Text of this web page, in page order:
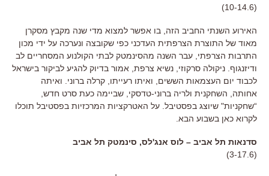
(10-14.6)
האירוע השנתי החביב הזה, בו אפשר למצוא מדי שנה מקבץ מסקרן
מאוד של התוצרת הצרפתית העדכני כפי שקובצה ונערכה על ידי מכון
התרבות הצרפתי, עבר השנה מהסינמטק לבתי הקולנוע המסחריים לב
ודיזנגוף. ניקולה סרקוזי, נשיא צרפת, אמור בדיוק להגיע לביקור בישראל
לכבוד יום העצמאות הששים, ואיתו רעייתו, קרלה ברוני. ואיתה
אחותה, השחקנית ולריה ברוני-טדסקי, שביימה כעת סרט חדש,
“שחקניות" שיוצג בפסטיבל. על האטרקציות המרכזיות בפסטיבל תוכלו
לקרוא כאן בשבוע הבא.
סדנאות תל אביב – לוס אנג'לס, סינמטק תל אביב
(3-17.6)